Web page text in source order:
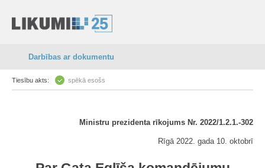
Darbības ar dokumentu
Tiesību akts: spēkā esošs
Ministru prezidenta rīkojums Nr. 2022/1.2.1.-302
Rīgā 2022. gada 10. oktobrī